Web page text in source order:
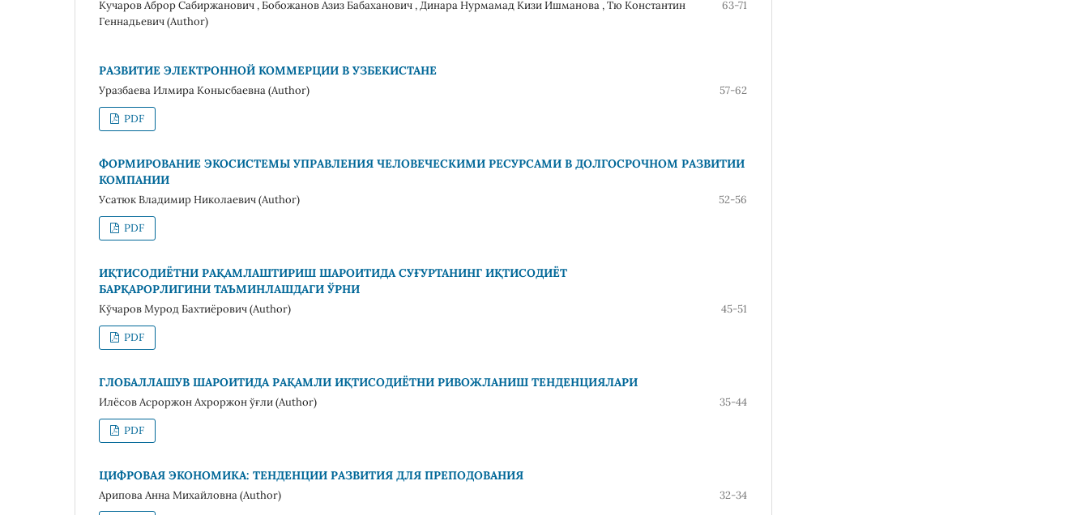
Кучаров Аброр Сабиржанович , Бобожанов Азиз Бабаханович , Динара Нурмамад Кизи Ишманова , Тю Константин
Геннадьевич (Author)
63-71
РАЗВИТИЕ ЭЛЕКТРОННОЙ КОММЕРЦИИ В УЗБЕКИСТАНЕ
Уразбаева Илмира Конысбаевна (Author) 57-62
PDF
ФОРМИРОВАНИЕ ЭКОСИСТЕМЫ УПРАВЛЕНИЯ ЧЕЛОВЕЧЕСКИМИ РЕСУРСАМИ В ДОЛГОСРОЧНОМ РАЗВИТИИ
КОМПАНИИ
Усатюк Владимир Николаевич (Author) 52-56
PDF
ИҚТИСОДИЁТНИ РАҚАМЛАШТИРИШ ШАРОИТИДА СУҒУРТАНИНГ ИҚТИСОДИЁТ
БАРҚАРОРЛИГИНИ ТАЪМИНЛАШДАГИ ЎРНИ
Кўчаров Мурод Бахтиёрович (Author) 45-51
PDF
ГЛОБАЛЛАШУВ ШАРОИТИДА РАҚАМЛИ ИҚТИСОДИЁТНИ РИВОЖЛАНИШ ТЕНДЕНЦИЯЛАРИ
Илёсов Асроржон Ахроржон ўғли (Author) 35-44
PDF
ЦИФРОВАЯ ЭКОНОМИКА: ТЕНДЕНЦИИ РАЗВИТИЯ ДЛЯ ПРЕПОДОВАНИЯ
Арипова Анна Михайловна (Author) 32-34